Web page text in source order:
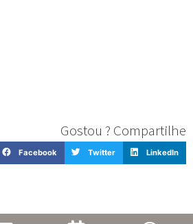
Gostou ? Compartilhe
Facebook Twitter LinkedIn